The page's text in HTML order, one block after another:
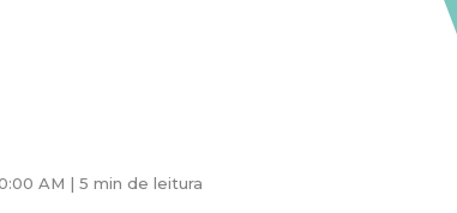
AM | 5 min de leitura